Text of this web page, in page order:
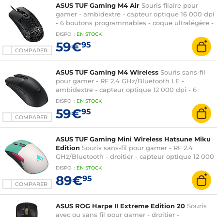
COMPARER
ASUS TUF Gaming M4 Air Souris filaire pour
gamer - ambidextre - capteur optique 16 000 dpi
- 6 boutons programmables - coque ultralégère -
protection hydrofuge IPX6
DISPO : EN STOCK
59€95
COMPARER
ASUS TUF Gaming M4 Wireless Souris sans-fil
pour gamer - RF 2.4 GHz/Bluetooth LE -
ambidextre - capteur optique 12 000 dpi - 6
boutons programmables - rétroéclairage RGB
Aura Sync
DISPO : EN STOCK
59€95
COMPARER
ASUS TUF Gaming Mini Wireless Hatsune Miku
Edition Souris sans-fil pour gamer - RF 2.4
GHz/Bluetooth - droitier - capteur optique 12 000
dpi - 6 boutons programmables - rétroéclairage
RGB Aura Sync
DISPO : EN STOCK
89€95
ASUS ROG Harpe II Extreme Edition 20 Souris
avec ou sans fil pour gamer - droitier -